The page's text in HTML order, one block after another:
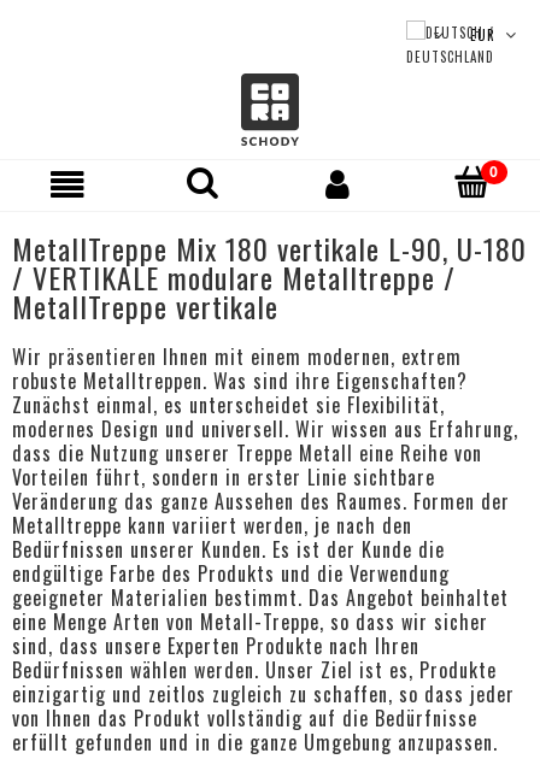
MetallTreppe Mix 180 vertikale L-90, U-180
/ VERTIKALE modulare Metalltreppe /
MetallTreppe vertikale
Wir präsentieren Ihnen mit einem modernen, extrem
robuste Metalltreppen. Was sind ihre Eigenschaften?
Zunächst einmal, es unterscheidet sie Flexibilität,
modernes Design und universell. Wir wissen aus Erfahrung,
dass die Nutzung unserer Treppe Metall eine Reihe von
Vorteilen führt, sondern in erster Linie sichtbare
Veränderung das ganze Aussehen des Raumes. Formen der
Metalltreppe kann variiert werden, je nach den
Bedürfnissen unserer Kunden. Es ist der Kunde die
endgültige Farbe des Produkts und die Verwendung
geeigneter Materialien bestimmt. Das Angebot beinhaltet
eine Menge Arten von Metall-Treppe, so dass wir sicher
sind, dass unsere Experten Produkte nach Ihren
Bedürfnissen wählen werden. Unser Ziel ist es, Produkte
einzigartig und zeitlos zugleich zu schaffen, so dass jeder
von Ihnen das Produkt vollständig auf die Bedürfnisse
erfüllt gefunden und in die ganze Umgebung anzupassen.